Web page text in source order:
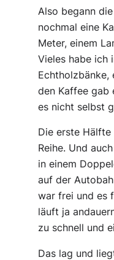
Also begann
nochmal eine
Meter, einem
Vieles habe ich
Echtholzbänke,
den Kaffee gab
es nicht selbst
Die erste
Reihe. Und
in einem
auf der
war frei und es
läuft ja
zu schnell und
Das lag und